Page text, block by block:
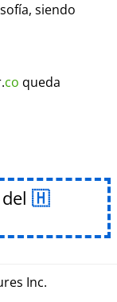
siendo
co queda
Inc.